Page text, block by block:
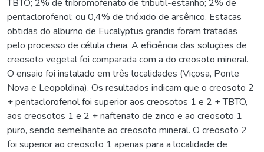
TBTO; 2% de tribromofenato de tributil-estanho; 2% de
pentaclorofenol; ou 0,4% de trióxido de arsênico. Estacas
obtidas do alburno de Eucalyptus grandis foram tratadas
pelo processo de célula cheia. A eficiência das soluções de
creosoto vegetal foi comparada com a do creosoto mineral.
O ensaio foi instalado em três localidades (Viçosa, Ponte
Nova e Leopoldina). Os resultados indicam que o creosoto 2
+ pentaclorofenol foi superior aos creosotos 1 e 2 + TBTO,
aos creosotos 1 e 2 + naftenato de zinco e ao creosoto 1
puro, sendo semelhante ao creosoto mineral. O creosoto 2
foi superior ao creosoto 1 apenas para a localidade de